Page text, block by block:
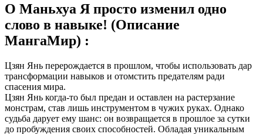
О Маньхуа Я просто изменил одно
слово в навыке! (Описание
МангаМир) :
Цзян Янь перерождается в прошлом, чтобы использовать дар
трансформации навыков и отомстить предателям ради
спасения мира.
Цзян Янь когда-то был предан и оставлен на растерзание
монстрам, став лишь инструментом в чужих руках. Однако
судьба дарует ему шанс: он возвращается в прошлое за сутки
до пробуждения своих способностей. Обладая уникальным